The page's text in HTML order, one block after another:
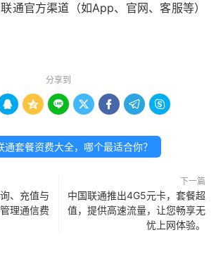
通官方渠道（如App、官网、客服等）
分享到
      
通套餐资费大全，哪个最适合你？
、充值与
理通信费
下一篇
中国联通推出4G5元卡，套餐超
值，提供高速流量，让您畅享无
忧上网体验。